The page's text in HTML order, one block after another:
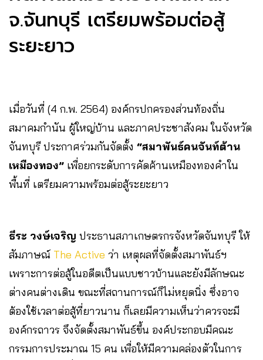
จ.จันทบุรี เตรียมพร้อมต่อสู้
ระยะยาว
เมื่อวันที่ (4 ก.พ. 2564) องค์กรปกครองส่วนท้องถิ่น
สมาคมกำนัน ผู้ใหญ่บ้าน และภาคประชาสังคม ในจังหวัด
จันทบุรี ประกาศร่วมกันจัดตั้ง “สมาพันธ์คนจันท์ต้าน
เหมืองทอง” เพื่อยกระดับการคัดค้านเหมืองทองคำใน
พื้นที่ เตรียมความพร้อมต่อสู้ระยะยาว
ธีระ วงษ์เจริญ ประธานสภาเกษตรกรจังหวัดจันทบุรี ให้
สัมภาษณ์ The Active ว่า เหตุผลที่จัดตั้งสมาพันธ์ฯ
เพราะการต่อสู้ในอดีตเป็นแบบชาวบ้านและยังมีลักษณะ
ต่างคนต่างเดิน ขณะที่สถานการณ์ก็ไม่หยุดนิ่ง ซึ่งอาจ
ต้องใช้เวลาต่อสู้ที่ยาวนาน ก็เลยมีความเห็นว่าควรจะมี
องค์กรถาวร จึงจัดตั้งสมาพันธ์ขึ้น องค์ประกอบมีคณะ
กรรมการประมาณ 15 คน เพื่อให้มีความคล่องตัวในการ